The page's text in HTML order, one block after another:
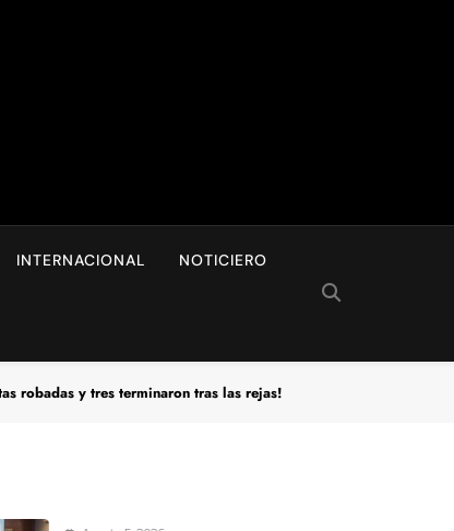
INTERNACIONAL NOTICIERO
robadas y tres terminaron tras las rejas!